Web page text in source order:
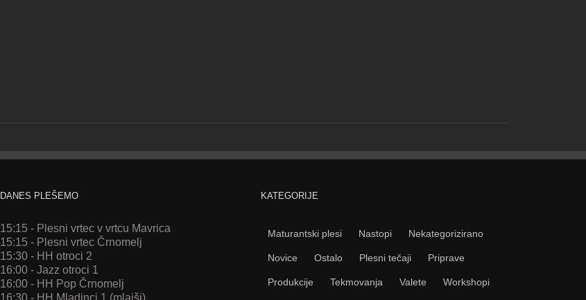
DANES PLEŠEMO
15:15 - Plesni vrtec v vrtcu Mavrica
15:15 - Plesni vrtec Črnomelj
15:30 - HH otroci 2
16:00 - Jazz otroci 1
16:00 - HH Pop Črnomelj
16:30 - HH Mladinci 1 (mlajši)
KATEGORIJE
Maturantski plesi Nastopi Nekategorizirano
Novice Ostalo Plesni tečaji Priprave
Produkcije Tekmovanja Valete Workshopi